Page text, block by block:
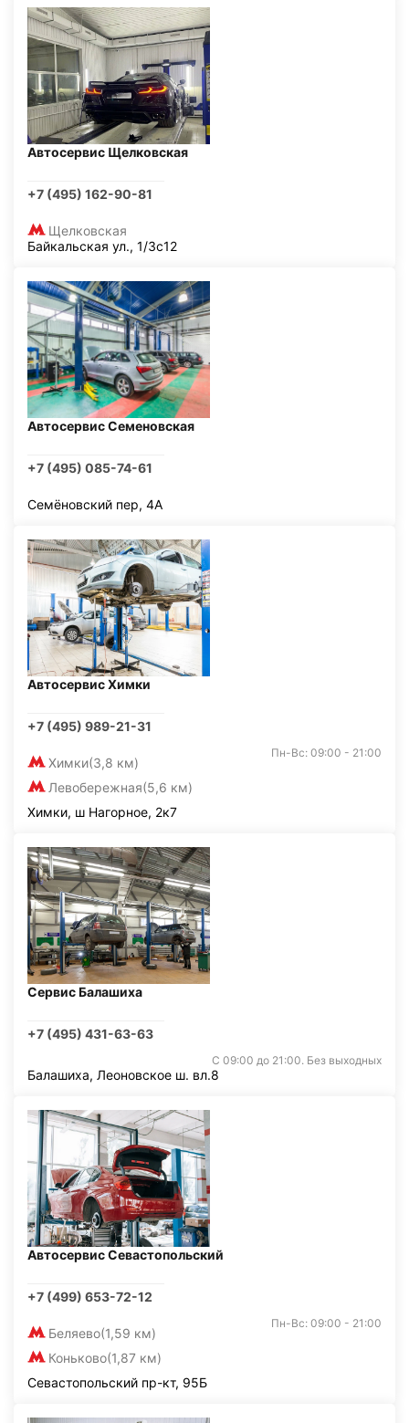
Автосервис Щелковская
+7 (495) 162-90-81
Щелковская
Байкальская ул., 1/3с12
Автосервис Семеновская
+7 (495) 085-74-61
Семёновский пер, 4А
Автосервис Химки
+7 (495) 989-21-31
Химки(3,8 км)
Левобережная(5,6 км)
Пн-Вс: 09:00 - 21:00
Химки, ш Нагорное, 2к7
Сервис Балашиха
+7 (495) 431-63-63
С 09:00 до 21:00. Без выходных
Балашиха, Леоновское ш. вл.8
Автосервис Севастопольский
+7 (499) 653-72-12
Беляево(1,59 км)
Коньково(1,87 км)
Пн-Вс: 09:00 - 21:00
Севастопольский пр-кт, 95Б